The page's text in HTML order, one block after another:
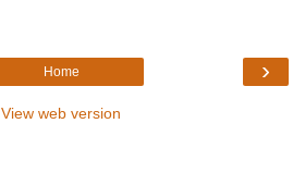
›
Home
View web version